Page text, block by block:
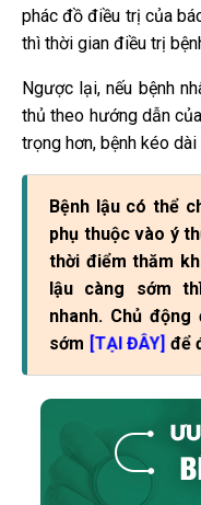
phác đồ điều trị của
thì thời gian điều trị
Ngược lại, nếu bệnh
thủ theo hướng dẫn
trọng hơn, bệnh kéo
Bệnh lậu có thể
phụ thuộc vào ý
thời điểm thăm
lậu càng sớm
nhanh. Chủ
sớm [TẠI ĐÂY] để